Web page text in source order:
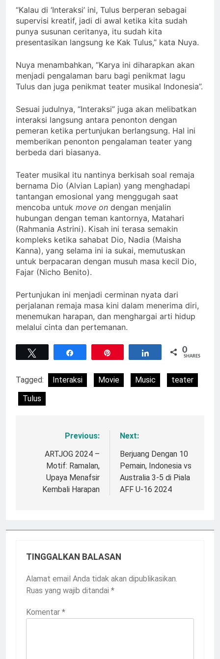
“Kalau di ‘Interaksi’ ini, Tulus berperan sebagai
supervisi kreatif, jadi di awal ketika kita sudah
punya susunan ceritanya, itu sudah kita
presentasikan langsung ke Kak Tulus,” kata Nuya.
Nuya menambahkan, “Karya ini diharapkan akan
menjadi pengalaman baru bagi penikmat lagu
Tulus dan juga penikmat teater musikal Indonesia”.
Sesuai judulnya, “Interaksi” juga akan melibatkan
interaksi langsung antara penonton dengan
pemeran ketika pertunjukan berlangsung. Hal ini
memberikan penonton pengalaman teater yang
berbeda dari biasanya.
Teater musikal itu nantinya berkisah soal remaja
bernama Dio (Alvian Lapian) yang menghadapi
tantangan emosional yang menggugah saat
mencoba untuk move on dengan menjalin
hubungan dengan teman kantornya, Matahari
(Rahmania Astrini). Kisah ini terasa semakin
kompleks ketika sahabat Dio, Nadia (Maisha
Kanna), yang selama ini ia sukai, memutuskan
untuk berpacaran dengan musuh masa kecil Dio,
Fajar (Nicho Benito).
Pertunjukan ini menjadi cerminan nyata dari
perjalanan remaja masa kini dalam menerima diri,
menemukan harapan, dan menghargai arti hidup
melalui cinta dan pertemanan.
Share 0
SHARES
Tagged: Interaksi Movie Music
teater
Tulus
NavigasiPrevious:
ARTJOG 2024 –
Motif: Ramalan,
Upaya Menafsir
Kembali Harapan
Next:
Berjuang Dengan 10
Pemain, Indonesia vs
Australia 3-5 di Piala
AFF U-16 2024
TINGGALKAN BALASAN
Alamat email Anda tidak akan dipublikasikan.
Ruas yang wajib ditandai *
Komentar *